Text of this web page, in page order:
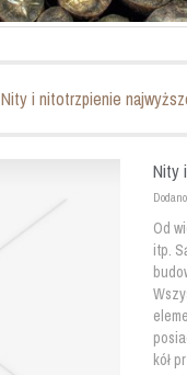
Nity i nitotrzpienie
Nity
Od
itp.
kół